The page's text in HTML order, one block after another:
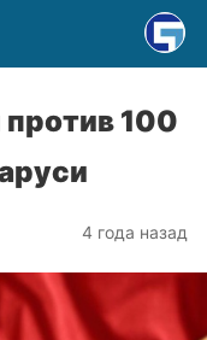
против 100
4 года назад